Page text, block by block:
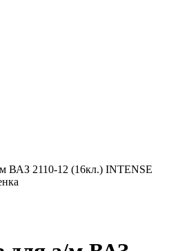
ВАЗ 2110-12 (16кл.) INTENSE